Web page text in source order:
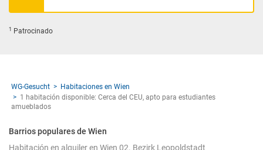
1 Patrocinado
WG-Gesucht
Habitaciones en Wien
1 habitación disponible: Cerca del CEU, apto para estudiantes
amueblados
Barrios populares de Wien
Habitación en alquiler en Wien 02. Bezirk Leopoldstadt